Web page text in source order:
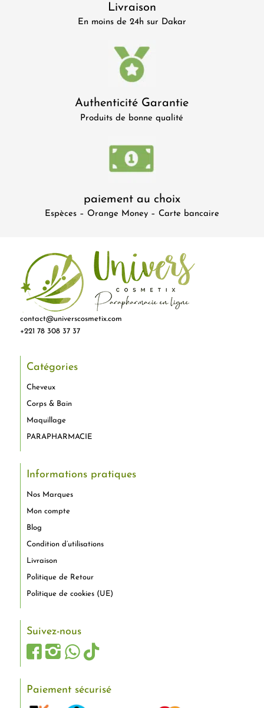
Livraison
En moins de 24h sur Dakar
Authenticité Garantie
Produits de bonne qualité
paiement au choix
Espèces – Orange Money – Carte bancaire
contact@universcosmetix.com
+221 78 308 37 37
Catégories
Cheveux
Corps & Bain
Maquillage
PARAPHARMACIE
Informations pratiques
Nos Marques
Mon compte
Blog
Condition d’utilisations
Livraison
Politique de Retour
Politique de cookies (UE)
Suivez-nous
Paiement sécurisé